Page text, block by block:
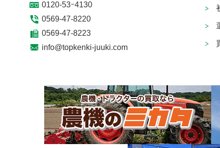
0120-53ｰ4130
0569-47-8220
0569-47-8223
info@topkenki-juuki.com